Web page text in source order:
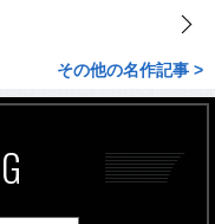
その他の名作記事 >